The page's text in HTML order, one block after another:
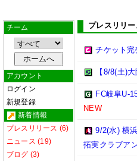
チーム
アカウント
ログイン
新規登録
新着情報
プレスリリース (6)
ニュース (19)
ブログ (3)
プレスリリー
チケット完
【8/8(土)
FC岐阜U-
NEW
9/2(水) 横
拓実クラブア